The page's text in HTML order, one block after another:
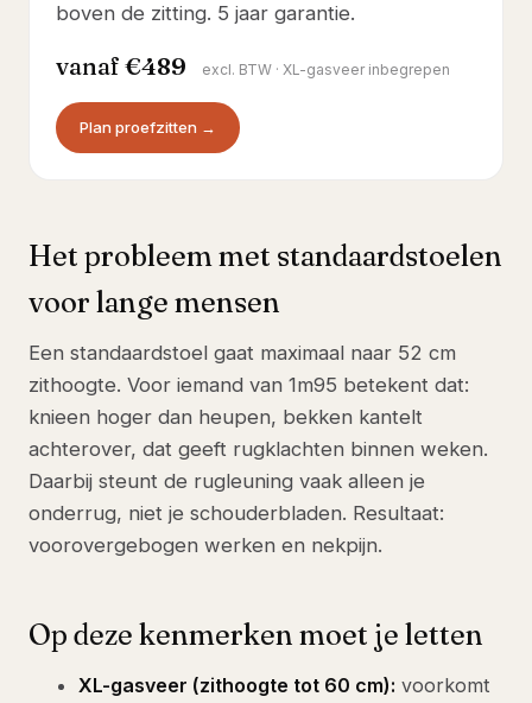
boven de zitting. 5 jaar garantie.
vanaf €489 excl. BTW · XL-gasveer inbegrepen
Plan proefzitten →
Het probleem met standaardstoelen
voor lange mensen
Een standaardstoel gaat maximaal naar 52 cm
zithoogte. Voor iemand van 1m95 betekent dat:
knieen hoger dan heupen, bekken kantelt
achterover, dat geeft rugklachten binnen weken.
Daarbij steunt de rugleuning vaak alleen je
onderrug, niet je schouderbladen. Resultaat:
voorovergebogen werken en nekpijn.
Op deze kenmerken moet je letten
XL-gasveer (zithoogte tot 60 cm): voorkomt